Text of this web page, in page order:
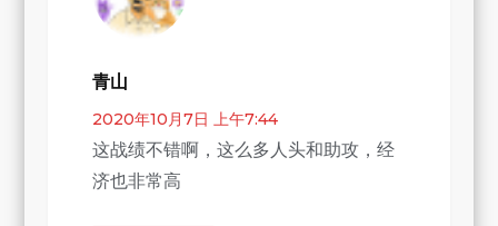
青山
2020年10月7日 上午7:44
这战绩不错啊，这么多人头和助攻，经
济也非常高